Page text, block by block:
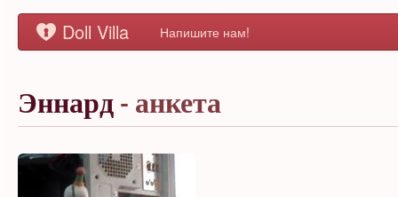
Doll Villa Напишите нам!
Эннард - анкета